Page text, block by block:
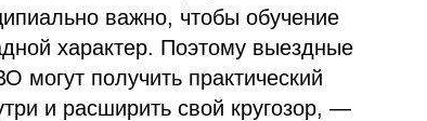
важно, чтобы обучение
характер. Поэтому выездные
могут получить практический
и расширить свой кругозор, —